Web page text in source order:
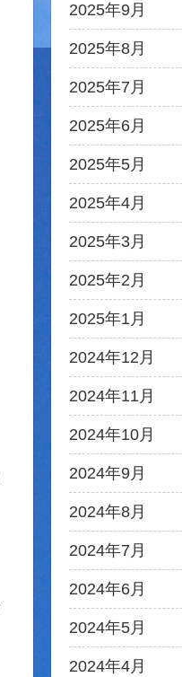
2025年9月
2025年8月
2025年7月
2025年6月
2025年5月
2025年4月
2025年3月
2025年2月
2025年1月
2024年12月
2024年11月
2024年10月
2024年9月
2024年8月
2024年7月
2024年6月
2024年5月
2024年4月